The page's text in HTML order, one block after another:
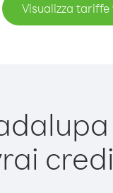
Visualizza